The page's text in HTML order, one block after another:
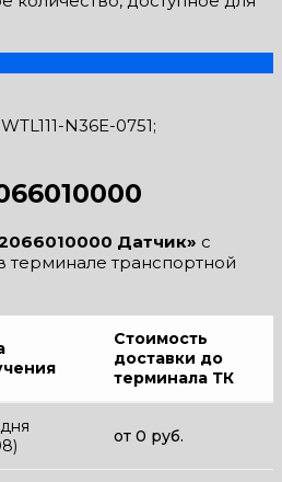
WTL111-N36E-0751;
Датчик» с
терминале транспортной
Стоимость
доставки до
терминала ТК
от 0 руб.